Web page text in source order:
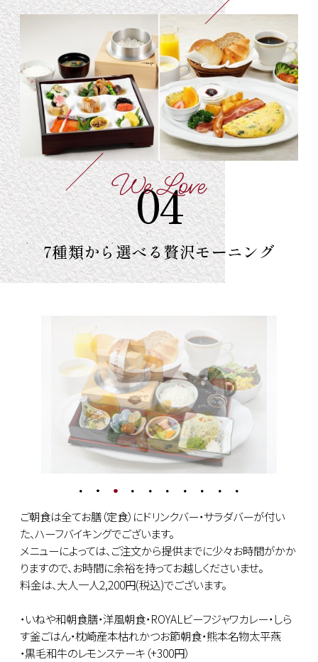
04
We Love
7種類から選べる贅沢モーニング
ご朝食は全てお膳（定食）にドリンクバー・サラダバーが付い
た、ハーフバイキングでございます。
メニューによっては、ご注文から提供までに少々お時間がかか
りますので、お時間に余裕を持ってお越しくださいませ。
料金は、大人一人2,200円(税込)でございます。
・いねや和朝食膳・洋風朝食・ROYALビーフジャワカレー・しら
す釜ごはん・枕崎産本枯れかつお節朝食・熊本名物太平燕
・黒毛和牛のレモンステーキ（+300円）